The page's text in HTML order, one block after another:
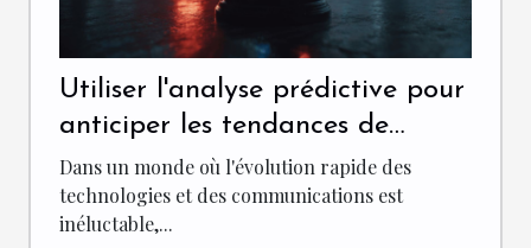
Utiliser l'analyse prédictive pour
anticiper les tendances de
communication
Dans un monde où l'évolution rapide des
technologies et des communications est
inéluctable,...